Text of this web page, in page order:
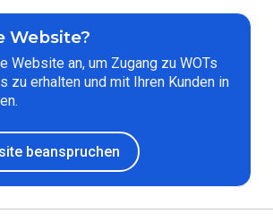
Website?
Website an, um Zugang zu WOTs
zu erhalten und mit Ihren Kunden in
beanspruchen